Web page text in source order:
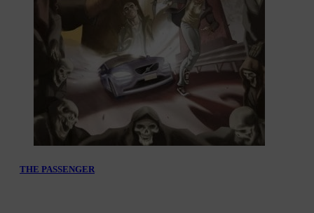
THE PASSENGER